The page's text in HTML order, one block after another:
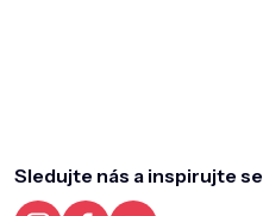
Sledujte nás a inspirujte se